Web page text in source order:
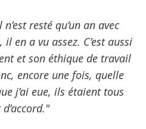
resté qu’un an avec
en a vu assez. C’est aussi
et son éthique de travail
encore une fois, quelle
j’ai eue, ils étaient tous